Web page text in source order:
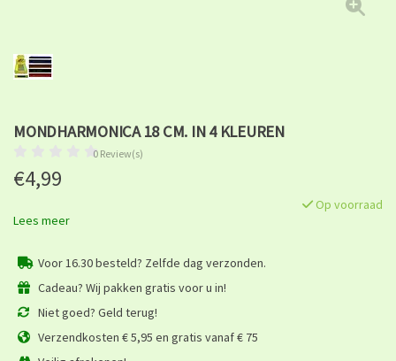
MONDHARMONICA 18 CM. IN 4 KLEUREN
0 Review(s)
€4,99
Op voorraad
Lees meer
Voor 16.30 besteld? Zelfde dag verzonden.
Cadeau? Wij pakken gratis voor u in!
Niet goed? Geld terug!
Verzendkosten € 5,95 en gratis vanaf € 75